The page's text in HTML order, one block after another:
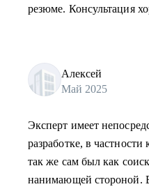
резюме. Консультация
Алексей
Май 2025
Эксперт имеет
разработке, в
так же сам был как
нанимающей стороной.